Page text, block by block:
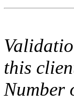
this
Number